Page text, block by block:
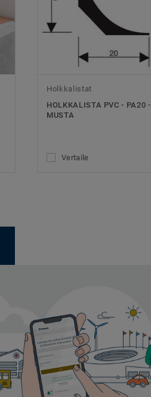
Holkkalistat
HOLKKALISTA PVC - PA20 -
MUSTA
Vertaile